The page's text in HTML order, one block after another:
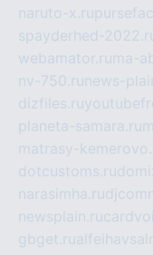
naruto-x.ru
spayderhed-
webamator.ru ma-
nv-750.ru news-
dizfiles.ru
planeta-samara.ru
matrasy-
dotcustoms.ru
narasimha.ru
newsplain.ru
gbget.ru